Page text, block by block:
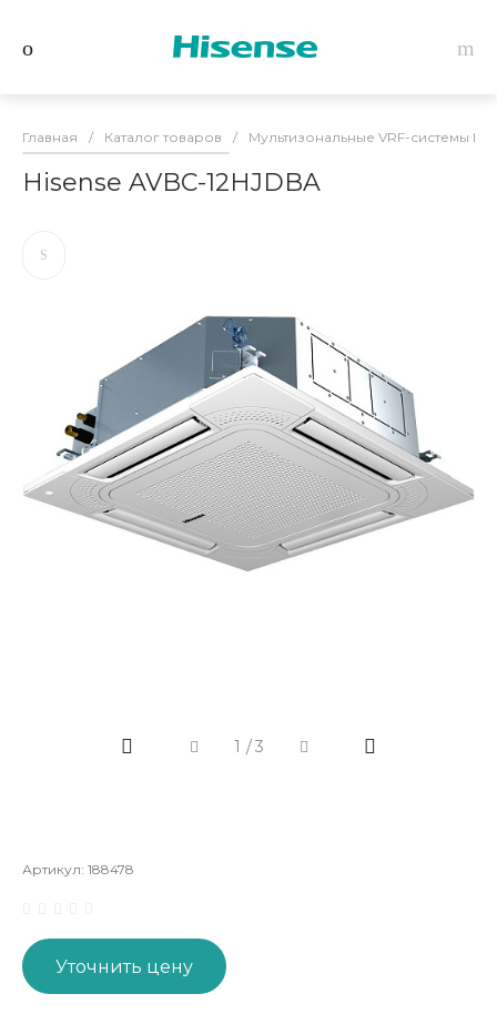
Главная / Каталог товаров / Мультизональные VRF-системы
Hisense AVBC-12HJDBA
1 /3
Артикул: 188478
Уточнить цену